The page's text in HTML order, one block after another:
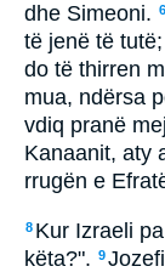
dhe Simeoni. 6
të jenë të
do të thirren
mua, ndërsa
vdiq pranë
Kanaanit, aty
rrugën e
8 Kur Izraeli
këta?". 9